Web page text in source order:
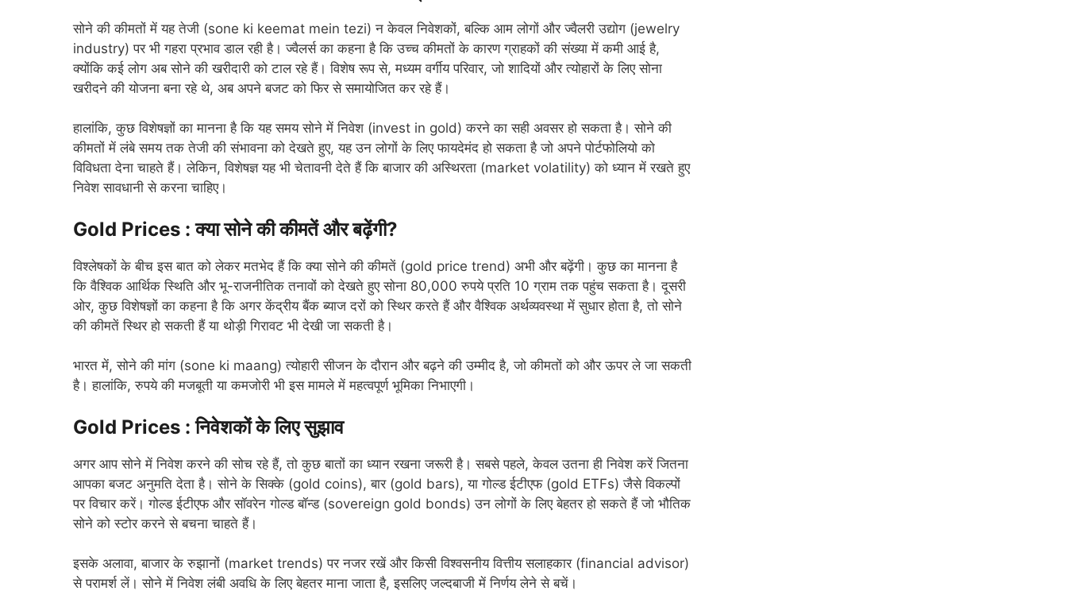
सोने की कीमतों में यह तेजी (sone ki keemat mein tezi) न केवल निवेशकों, बल्कि आम लोगों और ज्वैलरी उद्योग (jewelry
industry) पर भी गहरा प्रभाव डाल रही है। ज्वैलर्स का कहना है कि उच्च कीमतों के कारण ग्राहकों की संख्या में कमी आई है,
क्योंकि कई लोग अब सोने की खरीदारी को टाल रहे हैं। विशेष रूप से, मध्यम वर्गीय परिवार, जो शादियों और त्योहारों के लिए सोना
खरीदने की योजना बना रहे थे, अब अपने बजट को फिर से समायोजित कर रहे हैं।
हालांकि, कुछ विशेषज्ञों का मानना है कि यह समय सोने में निवेश (invest in gold) करने का सही अवसर हो सकता है। सोने की
कीमतों में लंबे समय तक तेजी की संभावना को देखते हुए, यह उन लोगों के लिए फायदेमंद हो सकता है जो अपने पोर्टफोलियो को
विविधता देना चाहते हैं। लेकिन, विशेषज्ञ यह भी चेतावनी देते हैं कि बाजार की अस्थिरता (market volatility) को ध्यान में रखते हुए
निवेश सावधानी से करना चाहिए।
Gold Prices : क्या सोने की कीमतें और बढ़ेंगी?
विश्लेषकों के बीच इस बात को लेकर मतभेद हैं कि क्या सोने की कीमतें (gold price trend) अभी और बढ़ेंगी। कुछ का मानना है
कि वैश्विक आर्थिक स्थिति और भू-राजनीतिक तनावों को देखते हुए सोना 80,000 रुपये प्रति 10 ग्राम तक पहुंच सकता है। दूसरी
ओर, कुछ विशेषज्ञों का कहना है कि अगर केंद्रीय बैंक ब्याज दरों को स्थिर करते हैं और वैश्विक अर्थव्यवस्था में सुधार होता है, तो सोने
की कीमतें स्थिर हो सकती हैं या थोड़ी गिरावट भी देखी जा सकती है।
भारत में, सोने की मांग (sone ki maang) त्योहारी सीजन के दौरान और बढ़ने की उम्मीद है, जो कीमतों को और ऊपर ले जा सकती
है। हालांकि, रुपये की मजबूती या कमजोरी भी इस मामले में महत्वपूर्ण भूमिका निभाएगी।
Gold Prices : निवेशकों के लिए सुझाव
अगर आप सोने में निवेश करने की सोच रहे हैं, तो कुछ बातों का ध्यान रखना जरूरी है। सबसे पहले, केवल उतना ही निवेश करें जितना
आपका बजट अनुमति देता है। सोने के सिक्के (gold coins), बार (gold bars), या गोल्ड ईटीएफ (gold ETFs) जैसे विकल्पों
पर विचार करें। गोल्ड ईटीएफ और सॉवरेन गोल्ड बॉन्ड (sovereign gold bonds) उन लोगों के लिए बेहतर हो सकते हैं जो भौतिक
सोने को स्टोर करने से बचना चाहते हैं।
इसके अलावा, बाजार के रुझानों (market trends) पर नजर रखें और किसी विश्वसनीय वित्तीय सलाहकार (financial advisor)
से परामर्श लें। सोने में निवेश लंबी अवधि के लिए बेहतर माना जाता है, इसलिए जल्दबाजी में निर्णय लेने से बचें।